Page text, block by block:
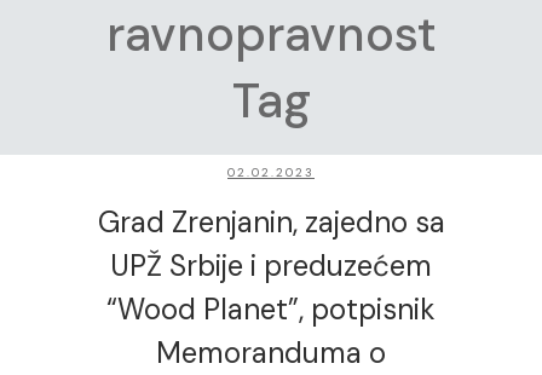
ravnopravnost
Tag
02.02.2023
Grad Zrenjanin, zajedno sa
UPŽ Srbije i preduzećem
“Wood Planet”, potpisnik
Memoranduma o